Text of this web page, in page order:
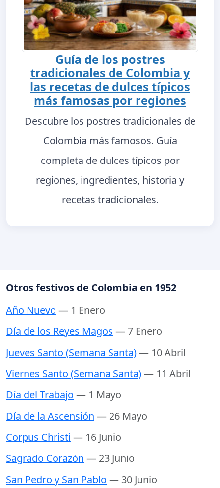
Guía de los postres
tradicionales de Colombia y
las recetas de dulces típicos
más famosas por regiones
Descubre los postres tradicionales de
Colombia más famosos. Guía
completa de dulces típicos por
regiones, ingredientes, historia y
recetas tradicionales.
Otros festivos de Colombia en 1952
Año Nuevo — 1 Enero
Día de los Reyes Magos — 7 Enero
Jueves Santo (Semana Santa)— 10 Abril
Viernes Santo (Semana Santa)— 11 Abril
Día del Trabajo — 1 Mayo
Día de la Ascensión — 26 Mayo
Corpus Christi — 16 Junio
Sagrado Corazón — 23 Junio
San Pedro y San Pablo — 30 Junio